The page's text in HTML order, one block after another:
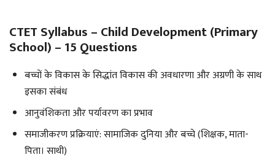
CTET Syllabus – Child Development (Primary
School) – 15 Questions
बच्चों के विकास के सिद्धांत विकास की अवधारणा और अग्रणी के साथ
इसका संबंध
आनुवंशिकता और पर्यावरण का प्रभाव
समाजीकरण प्रक्रियाएं: सामाजिक दुनिया और बच्चे (शिक्षक, माता-
पिता। साथी)